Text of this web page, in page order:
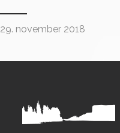
29. november 2018